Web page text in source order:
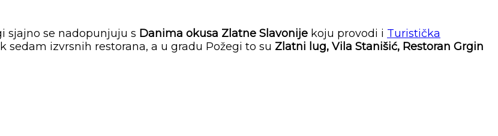
sjajno se nadopunjuju s Danima okusa Zlatne Slavonije koju provodi i Turistička
sedam izvrsnih restorana, a u gradu Požegi to su Zlatni lug, Vila Stanišić, Restoran Grgin